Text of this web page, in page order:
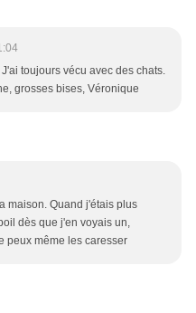
toujours vécu avec des chats.
grosses bises, Véronique
maison. Quand j'étais plus
dès que j'en voyais un,
peux même les caresser